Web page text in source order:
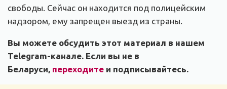
свободы. Сейчас он находится под полицейским
надзором, ему запрещен выезд из страны.
Вы можете обсудить этот материал в нашем
Telegram-канале. Если вы не в
Беларуси, переходите и подписывайтесь.